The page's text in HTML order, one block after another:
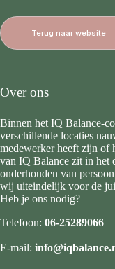
Terug naar website
Over ons
Binnen het IQ Balance-
verschillende locaties
medewerker heeft zijn of
van IQ Balance zit in het
onderhouden van
wij uiteindelijk voor de
Heb je ons nodig?
Telefoon: 06-25289066
E-mail: